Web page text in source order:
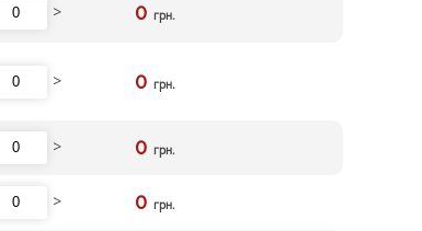
> 0 грн.
> 0 грн.
> 0 грн.
> 0 грн.